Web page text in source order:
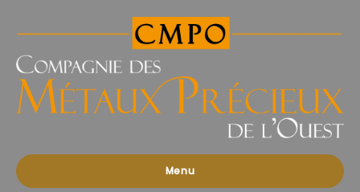
des
Précieux
l'Ouest
Menu